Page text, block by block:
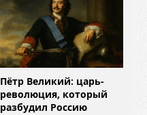
Пётр Великий: царь-
революция, который
разбудил Россию